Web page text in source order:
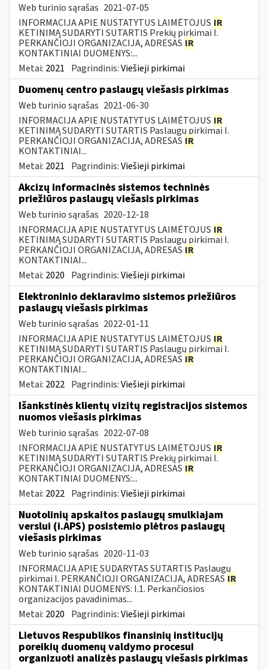
Web turinio sąrašas 2021-07-05
INFORMACIJA APIE NUSTATYTUS LAIMĖTOJUS IR
KETINIMĄ SUDARYTI SUTARTIS Prekių pirkimai I.
PERKANČIOJI ORGANIZACIJA, ADRESAS IR
KONTAKTINIAI DUOMENYS:...
Metai: 2021 Pagrindinis:Viešieji pirkimai
Duomenų centro paslaugų viešasis pirkimas
Web turinio sąrašas 2021-06-30
INFORMACIJA APIE NUSTATYTUS LAIMĖTOJUS IR
KETINIMĄ SUDARYTI SUTARTIS Paslaugų pirkimai I.
PERKANČIOJI ORGANIZACIJA, ADRESAS IR
KONTAKTINIAI...
Metai: 2021 Pagrindinis:Viešieji pirkimai
Akcizų informacinės sistemos techninės
priežiūros paslaugų viešasis pirkimas
Web turinio sąrašas 2020-12-18
INFORMACIJA APIE NUSTATYTUS LAIMĖTOJUS IR
KETINIMĄ SUDARYTI SUTARTIS Paslaugų pirkimai I.
PERKANČIOJI ORGANIZACIJA, ADRESAS IR
KONTAKTINIAI...
Metai: 2020 Pagrindinis:Viešieji pirkimai
Elektroninio deklaravimo sistemos priežiūros
paslaugų viešasis pirkimas
Web turinio sąrašas 2022-01-11
INFORMACIJA APIE NUSTATYTUS LAIMĖTOJUS IR
KETINIMĄ SUDARYTI SUTARTIS Paslaugų pirkimai I.
PERKANČIOJI ORGANIZACIJA, ADRESAS IR
KONTAKTINIAI...
Metai: 2022 Pagrindinis:Viešieji pirkimai
Išankstinės klientų vizitų registracijos sistemos
nuomos viešasis pirkimas
Web turinio sąrašas 2022-07-08
INFORMACIJA APIE NUSTATYTUS LAIMĖTOJUS IR
KETINIMĄ SUDARYTI SUTARTIS Prekių pirkimai I.
PERKANČIOJI ORGANIZACIJA, ADRESAS IR
KONTAKTINIAI DUOMENYS:...
Metai: 2022 Pagrindinis:Viešieji pirkimai
Nuotolinių apskaitos paslaugų smulkiajam
verslui (i.APS) posistemio plėtros paslaugų
viešasis pirkimas
Web turinio sąrašas 2020-11-03
INFORMACIJA APIE SUDARYTAS SUTARTIS Paslaugų
pirkimai I. PERKANČIOJI ORGANIZACIJA, ADRESAS IR
KONTAKTINIAI DUOMENYS: I.1. Perkančiosios
organizacijos pavadinimas...
Metai: 2020 Pagrindinis:Viešieji pirkimai
Lietuvos Respublikos finansinių institucijų
poreikių duomenų valdymo procesui
organizuoti analizės paslaugų viešasis pirkimas